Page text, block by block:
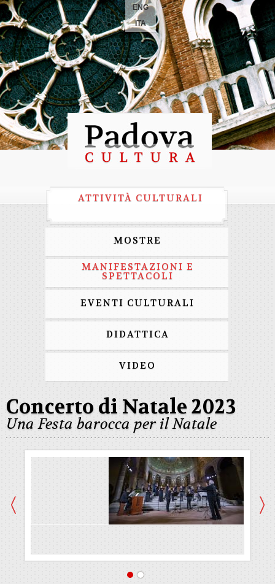
ENG
ITA
ATTIVITÀ CULTURALI
MOSTRE
MANIFESTAZIONI E
SPETTACOLI
EVENTI CULTURALI
DIDATTICA
VIDEO
Concerto di Natale 2023
Una Festa barocca per il Natale